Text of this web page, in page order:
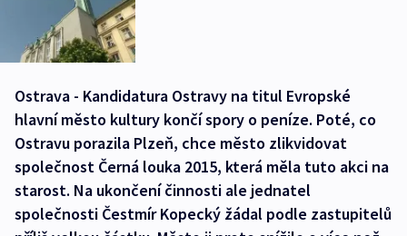
Ostrava - Kandidatura Ostravy na titul Evropské
hlavní město kultury končí spory o peníze. Poté, co
Ostravu porazila Plzeň, chce město zlikvidovat
společnost Černá louka 2015, která měla tuto akci na
starost. Na ukončení činnosti ale jednatel
společnosti Čestmír Kopecký žádal podle zastupitelů